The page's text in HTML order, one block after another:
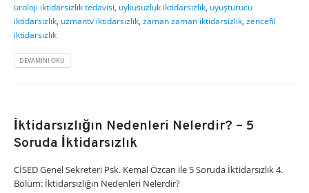
üroloji iktidarsızlık tedavisi, uykusuzluk iktidarsızlık, uyuşturucu
iktidarsızlık, uzmantv iktidarsızlık, zaman zaman iktidarsizlik, zencefil
iktidarsızlık
DEVAMINI OKU
İktidarsızlığın Nedenleri Nelerdir? – 5
Soruda İktidarsızlık
CİSED Genel Sekreteri Psk. Kemal Özcan ile 5 Soruda İktidarsızlık 4.
Bölüm: İktidarsızlığın Nedenleri Nelerdir?